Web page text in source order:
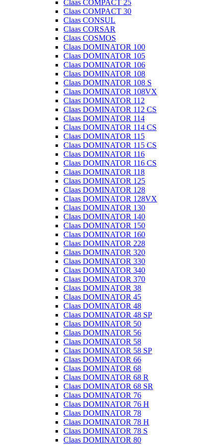
Claas COMPACT 25
Claas COMPACT 30
Claas CONSUL
Claas CORSAR
Claas COSMOS
Claas DOMINATOR 100
Claas DOMINATOR 105
Claas DOMINATOR 106
Claas DOMINATOR 108
Claas DOMINATOR 108 S
Claas DOMINATOR 108VX
Claas DOMINATOR 112
Claas DOMINATOR 112 CS
Claas DOMINATOR 114
Claas DOMINATOR 114 CS
Claas DOMINATOR 115
Claas DOMINATOR 115 CS
Claas DOMINATOR 116
Claas DOMINATOR 116 CS
Claas DOMINATOR 118
Claas DOMINATOR 125
Claas DOMINATOR 128
Claas DOMINATOR 128VX
Claas DOMINATOR 130
Claas DOMINATOR 140
Claas DOMINATOR 150
Claas DOMINATOR 160
Claas DOMINATOR 228
Claas DOMINATOR 320
Claas DOMINATOR 330
Claas DOMINATOR 340
Claas DOMINATOR 370
Claas DOMINATOR 38
Claas DOMINATOR 45
Claas DOMINATOR 48
Claas DOMINATOR 48 SP
Claas DOMINATOR 50
Claas DOMINATOR 56
Claas DOMINATOR 58
Claas DOMINATOR 58 SP
Claas DOMINATOR 66
Claas DOMINATOR 68
Claas DOMINATOR 68 R
Claas DOMINATOR 68 SR
Claas DOMINATOR 76
Claas DOMINATOR 76 H
Claas DOMINATOR 78
Claas DOMINATOR 78 H
Claas DOMINATOR 78 S
Claas DOMINATOR 80